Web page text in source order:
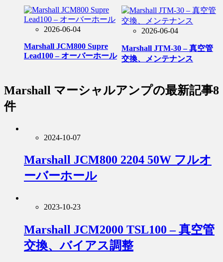
2026-06-04
Marshall JCM800 Supre
Lead100 – オーバーホール
2026-06-04
Marshall JTM-30 – 真空管
交換、メンテナンス
Marshall マーシャルアンプの最新記事8
件
2024-10-07
Marshall JCM800 2204 50W フルオ
ーバーホール
2023-10-23
Marshall JCM2000 TSL100 – 真空管
交換、バイアス調整